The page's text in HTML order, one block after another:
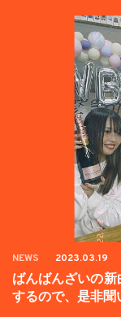
NEWS 2023.03.19
ばんばんざいの
するので、是非聞